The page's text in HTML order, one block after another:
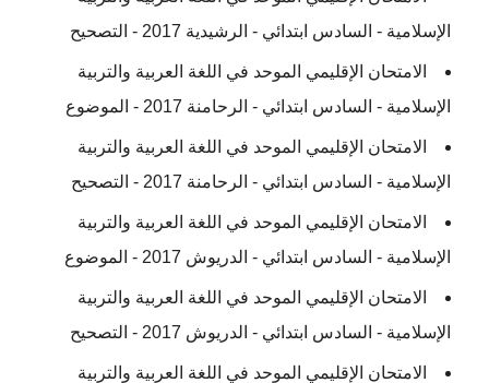
الإسلامية - السادس ابتدائي - الرشيدية 2017 - التصحيح
الامتحان الإقليمي الموحد في اللغة العربية والتربية
الإسلامية - السادس ابتدائي - الرحامنة 2017 - الموضوع
الامتحان الإقليمي الموحد في اللغة العربية والتربية
الإسلامية - السادس ابتدائي - الرحامنة 2017 - التصحيح
الامتحان الإقليمي الموحد في اللغة العربية والتربية
الإسلامية - السادس ابتدائي - الدريوش 2017 - الموضوع
الامتحان الإقليمي الموحد في اللغة العربية والتربية
الإسلامية - السادس ابتدائي - الدريوش 2017 - التصحيح
الامتحان الإقليمي الموحد في اللغة العربية والتربية